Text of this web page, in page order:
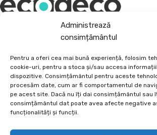
Administrează
consimțământul
Pentru a oferi cea mai bună experiență, folosim
cookie-uri, pentru a stoca și/sau accesa
dispozitive. Consimțământul pentru aceste
procesăm date, cum ar fi comportamentul de
pe acest site. Dacă nu îți dai consimțământul sau
consimțământul dat poate avea afecte negative
funcționalități și funcții.
Depozit En-Gross și En-Detail
Piatră Decorativă și Plante Ornamentale
Preturi accesibile, calitate si diversitate.
DE 70, vis-a-vis de Termo Ișalnița, Craiova,
+40760973126
contact@ecodeco.ro